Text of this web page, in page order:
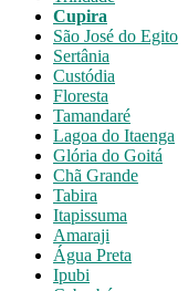
Cupira
São José do Egito
Sertânia
Custódia
Floresta
Tamandaré
Lagoa do Itaenga
Glória do Goitá
Chã Grande
Tabira
Itapissuma
Amaraji
Água Preta
Ipubi